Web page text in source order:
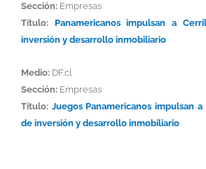
Sección: Empresas
Título: Panamericanos impulsan a
inversión y desarrollo inmobiliario
Medio: DF.cl
Sección: Empresas
Título: Juegos Panamericanos impulsan
de inversión y desarrollo inmobiliario